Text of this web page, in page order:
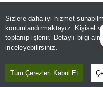
Sizlere daha iyi hizmet
konumlandırmaktayız. Kişisel
toplanıp işlenir. Detaylı bilgi
inceleyebilirsiniz.
Tüm Çerezleri Kabul Et
adaylar merakla